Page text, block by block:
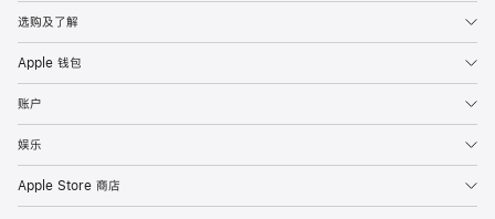
选购及了解
Apple 钱包
账户
娱乐
Apple Store 商店